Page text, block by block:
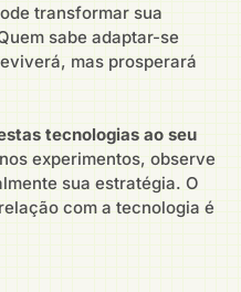
transformar sua
sabe adaptar-se
mas prosperará
tecnologias ao seu
experimentos, observe
sua estratégia. O
com a tecnologia é